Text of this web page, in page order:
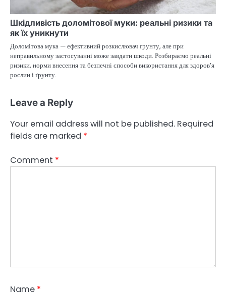
Шкідливість доломітової муки: реальні ризики та
як їх уникнути
Доломітова мука — ефективний розкислювач ґрунту, але при
неправильному застосуванні може завдати шкоди. Розбираємо реальні
ризики, норми внесення та безпечні способи використання для здоров’я
рослин і ґрунту.
Leave a Reply
Your email address will not be published. Required
fields are marked *
Comment *
Name *